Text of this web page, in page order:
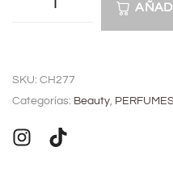
t
r
SKU: CH277
Categorías: Beauty, PERFUMES